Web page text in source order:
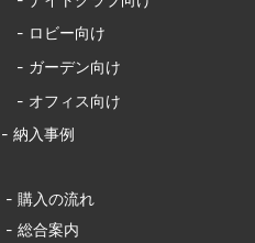
- ロビー向け
- ガーデン向け
- オフィス向け
- 納入事例
- 購入の流れ
- 総合案内